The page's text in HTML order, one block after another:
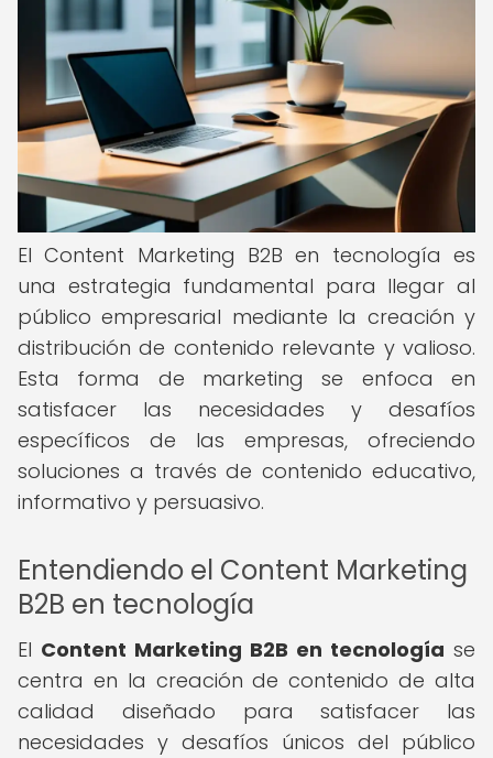
El Content Marketing B2B en tecnología es
una estrategia fundamental para llegar al
público empresarial mediante la creación y
distribución de contenido relevante y valioso.
Esta forma de marketing se enfoca en
satisfacer las necesidades y desafíos
específicos de las empresas, ofreciendo
soluciones a través de contenido educativo,
informativo y persuasivo.
Entendiendo el Content Marketing
B2B en tecnología
El Content Marketing B2B en tecnología se
centra en la creación de contenido de alta
calidad diseñado para satisfacer las
necesidades y desafíos únicos del público